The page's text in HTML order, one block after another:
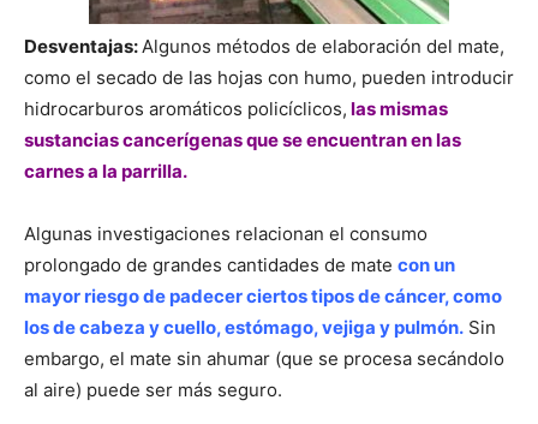
Desventajas: Algunos métodos de elaboración del mate,
como el secado de las hojas con humo, pueden introducir
hidrocarburos aromáticos policíclicos, las mismas
sustancias cancerígenas que se encuentran en las
carnes a la parrilla.
Algunas investigaciones relacionan el consumo
prolongado de grandes cantidades de mate con un
mayor riesgo de padecer ciertos tipos de cáncer, como
los de cabeza y cuello, estómago, vejiga y pulmón. Sin
embargo, el mate sin ahumar (que se procesa secándolo
al aire) puede ser más seguro.